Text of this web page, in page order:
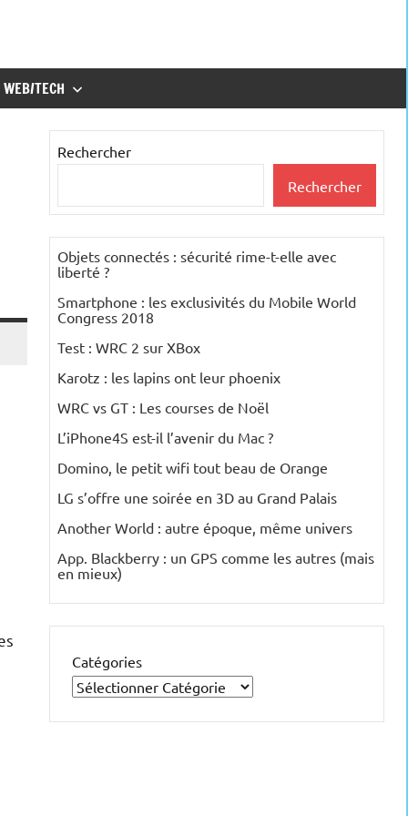
WEB/TECH
Rechercher
Rechercher
Objets connectés : sécurité rime-t-elle avec
liberté ?
Smartphone : les exclusivités du Mobile World
Congress 2018
Test : WRC 2 sur XBox
Karotz : les lapins ont leur phoenix
WRC vs GT : Les courses de Noël
L’iPhone4S est-il l’avenir du Mac ?
Domino, le petit wifi tout beau de Orange
LG s’offre une soirée en 3D au Grand Palais
Another World : autre époque, même univers
App. Blackberry : un GPS comme les autres (mais
en mieux)
Catégories